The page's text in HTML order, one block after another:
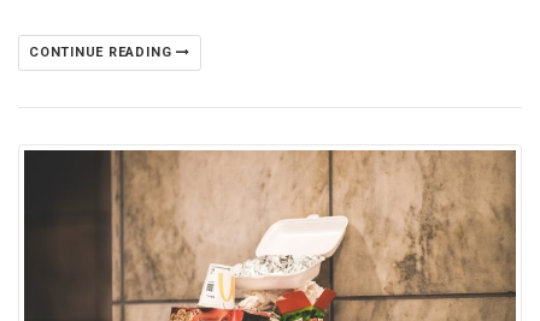
CONTINUE READING